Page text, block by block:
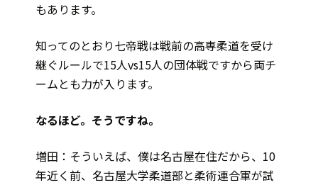
もあります。
知ってのとおり七帝戦は戦前の高専柔道を受け
継ぐルールで15人vs15人の団体戦ですから両チ
ームとも力が入ります。
――なるほど。そうですね。
増田：そういえば、僕は名古屋在住だから、10
年近く前、名古屋大学柔道部と柔術連合軍が試